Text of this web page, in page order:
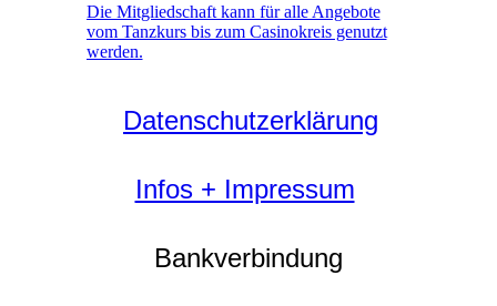
Die Mitgliedschaft kann für alle Angebote
vom Tanzkurs bis zum Casinokreis genutzt
werden.
Datenschutzerklärung
Infos + Impressum
Bankverbindung